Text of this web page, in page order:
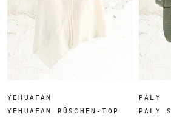
YEHUAFAN
YEHUAFAN RÜSCHEN-TOP
PALY
PALY